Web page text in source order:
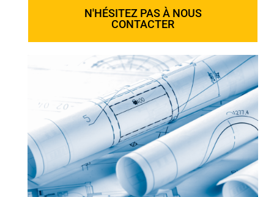
N'HÉSITEZ PAS À NOUS
CONTACTER